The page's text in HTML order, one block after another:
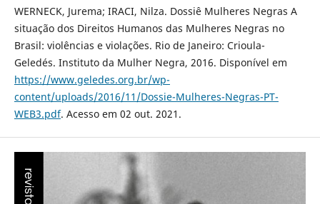
WERNECK, Jurema; IRACI, Nilza. Dossiê Mulheres Negras A
situação dos Direitos Humanos das Mulheres Negras no
Brasil: violências e violações. Rio de Janeiro: Crioula-
Geledés. Instituto da Mulher Negra, 2016. Disponível em
https://www.geledes.org.br/wp-
content/uploads/2016/11/Dossie-Mulheres-Negras-PT-
WEB3.pdf. Acesso em 02 out. 2021.